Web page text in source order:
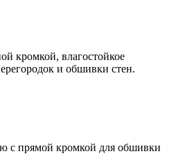
кромкой, влагостойкое
и обшивки стен.
с прямой кромкой для обшивки